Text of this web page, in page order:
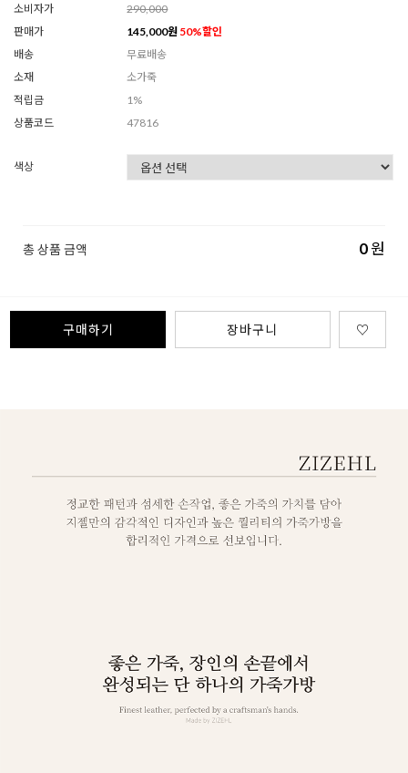
소비자가
290,000
판매가
145,000원 50%할인
배송
무료배송
소재
소가죽
적립금
1%
상품코드
47816
색상
총 상품 금액 0원
구매하기 장바구니 ♡